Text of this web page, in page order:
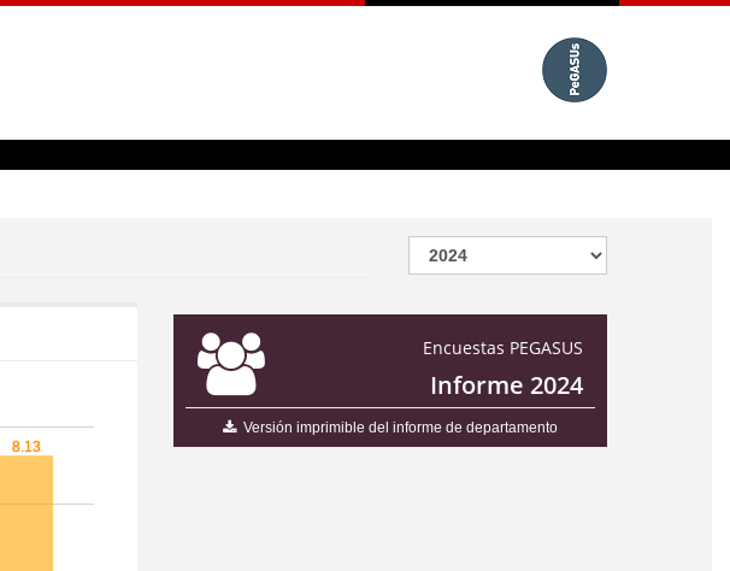
Encuestas PEGASUS
Informe 2024
Versión imprimible del informe de departamento